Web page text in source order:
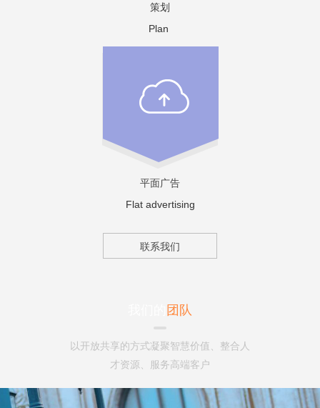
策划
Plan
平面广告
Flat advertising
联系我们
团队
以开放共享的方式凝聚智慧价值、整合人
才资源、服务高端客户